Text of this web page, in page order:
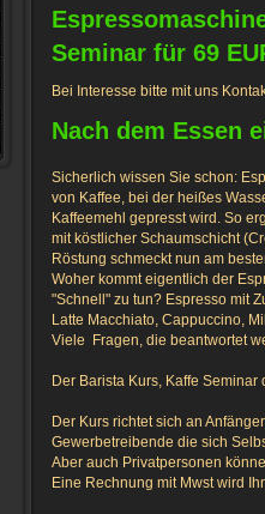
Seminar für 69
Bei Interesse bitte mit uns
Nach dem Essen
Sicherlich wissen Sie schon:
von Kaffee, bei der heißes
Kaffeemehl gepresst wird. So
mit köstlicher Schaumschicht
Röstung schmeckt nun am
Woher kommt eigentlich der
"Schnell" zu tun? Espresso mit
Latte Macchiato, Cappuccino,
Viele Fragen, die beantwortet
Der Barista Kurs, Kaffe Seminar
Der Kurs richtet sich an
Gewerbetreibende die sich
Aber auch Privatpersonen
Eine Rechnung mit Mwst wird